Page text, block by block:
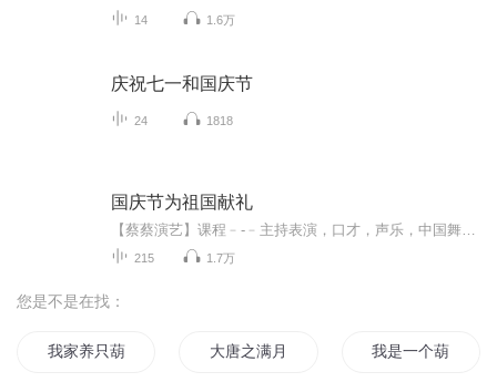
14 1.6万
庆祝七一和国庆节
24 1818
国庆节为祖国献礼
215 1.7万
您是不是在找：
我家养只葫芦娃 大唐之满月葫芦娃 我是一个葫芦娃